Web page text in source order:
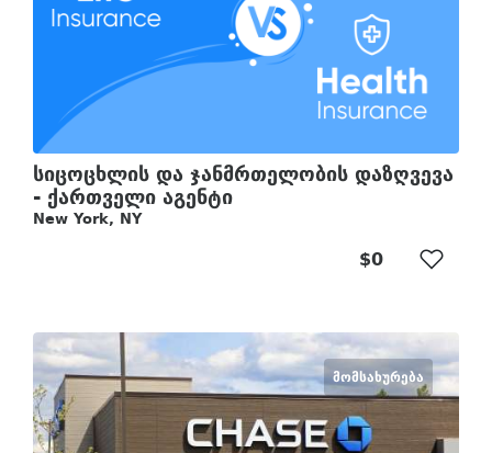
სიცოცხლის და ჯანმრთელობის დაზღვევა
- ქართველი აგენტი
New York, NY
$0
ᲛᲝᲛᲡᲐᲮᲣᲠᲔᲑᲐ